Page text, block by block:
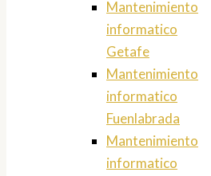
Mantenimiento
informatico
Getafe
Mantenimiento
informatico
Fuenlabrada
Mantenimiento
informatico